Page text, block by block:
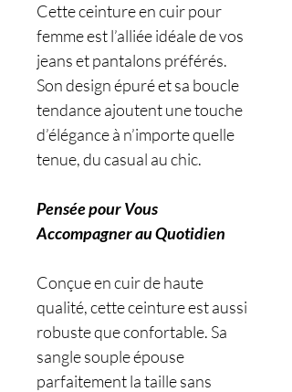
Cette ceinture en cuir pour
femme est l’alliée idéale de vos
jeans et pantalons préférés.
Son design épuré et sa boucle
tendance ajoutent une touche
d’élégance à n’importe quelle
tenue, du casual au chic.
Pensée pour Vous
Accompagner au Quotidien
Conçue en cuir de haute
qualité, cette ceinture est aussi
robuste que confortable. Sa
sangle souple épouse
parfaitement la taille sans